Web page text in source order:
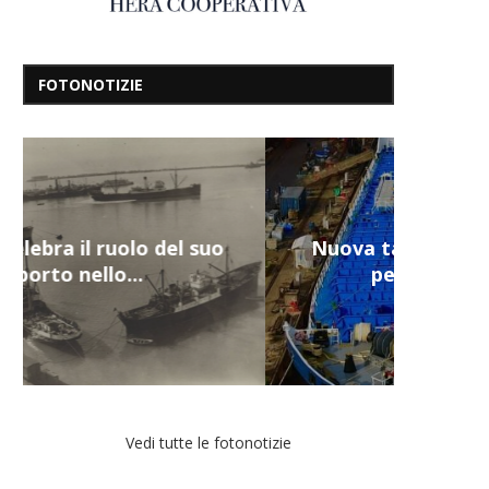
FOTONOTIZIE
Nuova tanker in acciaio inox
per la Navalmed
Vedi tutte le fotonotizie